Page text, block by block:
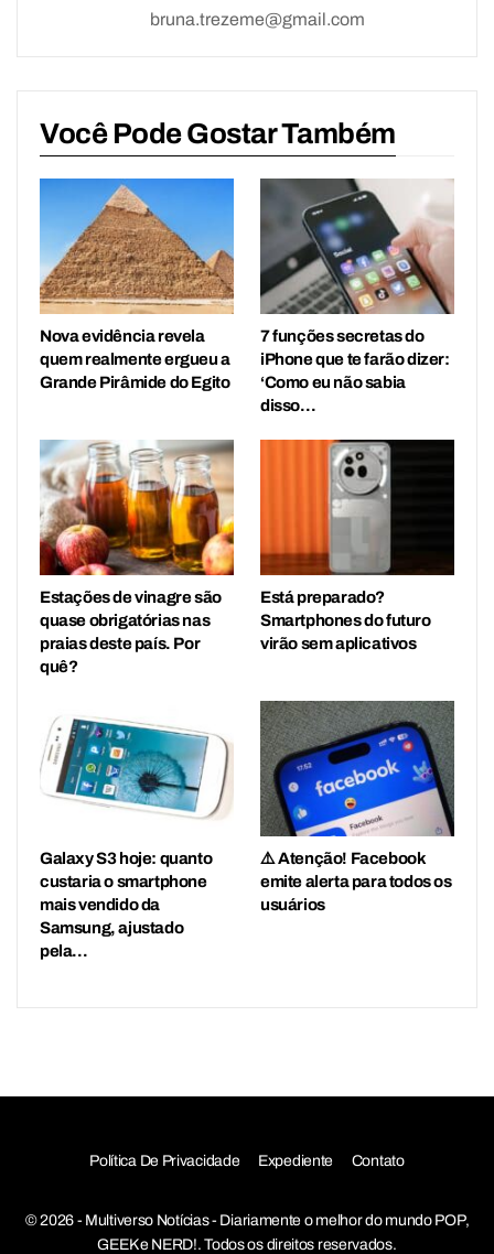
bruna.trezeme@gmail.com
Você Pode Gostar Também
Nova evidência revela
quem realmente ergueu a
Grande Pirâmide do Egito
7 funções secretas do
iPhone que te farão dizer:
‘Como eu não sabia
disso…
Estações de vinagre são
quase obrigatórias nas
praias deste país. Por
quê?
Está preparado?
Smartphones do futuro
virão sem aplicativos
Galaxy S3 hoje: quanto
custaria o smartphone
mais vendido da
Samsung, ajustado
pela…
⚠️ Atenção! Facebook
emite alerta para todos os
usuários
Política De Privacidade Expediente Contato
© 2026 - Multiverso Notícias - Diariamente o melhor do mundo POP,
GEEK e NERD!. Todos os direitos reservados.